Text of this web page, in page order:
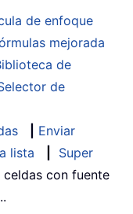
de enfoque
mejorada
de
de
Enviar
lista
Super
celdas con fuente